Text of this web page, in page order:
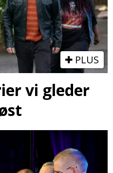
PLUS
vi gleder